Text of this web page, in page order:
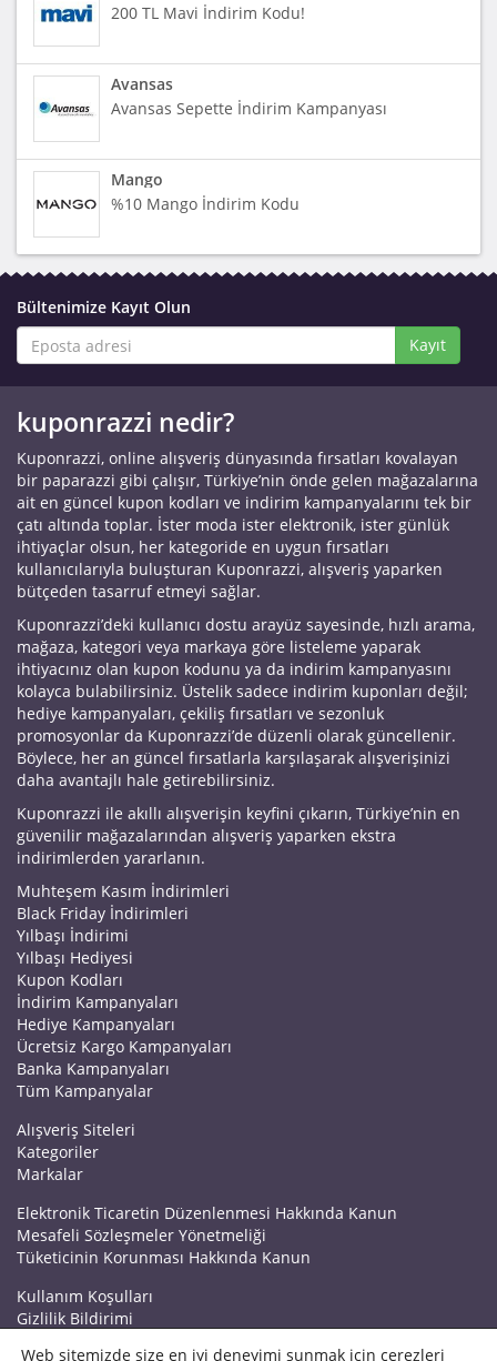
200 TL Mavi İndirim Kodu!
Avansas
Avansas Sepette İndirim Kampanyası
Mango
%10 Mango İndirim Kodu
Bültenimize Kayıt Olun
Kayıt
kuponrazzi nedir?
Kuponrazzi, online alışveriş dünyasında fırsatları kovalayan
bir paparazzi gibi çalışır, Türkiye’nin önde gelen mağazalarına
ait en güncel kupon kodları ve indirim kampanyalarını tek bir
çatı altında toplar. İster moda ister elektronik, ister günlük
ihtiyaçlar olsun, her kategoride en uygun fırsatları
kullanıcılarıyla buluşturan Kuponrazzi, alışveriş yaparken
bütçeden tasarruf etmeyi sağlar.
Kuponrazzi’deki kullanıcı dostu arayüz sayesinde, hızlı arama,
mağaza, kategori veya markaya göre listeleme yaparak
ihtiyacınız olan kupon kodunu ya da indirim kampanyasını
kolayca bulabilirsiniz. Üstelik sadece indirim kuponları değil;
hediye kampanyaları, çekiliş fırsatları ve sezonluk
promosyonlar da Kuponrazzi’de düzenli olarak güncellenir.
Böylece, her an güncel fırsatlarla karşılaşarak alışverişinizi
daha avantajlı hale getirebilirsiniz.
Kuponrazzi ile akıllı alışverişin keyfini çıkarın, Türkiye’nin en
güvenilir mağazalarından alışveriş yaparken ekstra
indirimlerden yararlanın.
Muhteşem Kasım İndirimleri
Black Friday İndirimleri
Yılbaşı İndirimi
Yılbaşı Hediyesi
Kupon Kodları
İndirim Kampanyaları
Hediye Kampanyaları
Ücretsiz Kargo Kampanyaları
Banka Kampanyaları
Tüm Kampanyalar
Alışveriş Siteleri
Kategoriler
Markalar
Elektronik Ticaretin Düzenlenmesi Hakkında Kanun
Mesafeli Sözleşmeler Yönetmeliği
Tüketicinin Korunması Hakkında Kanun
Kullanım Koşulları
Gizlilik Bildirimi
Web sitemizde size en iyi deneyimi sunmak için çerezleri